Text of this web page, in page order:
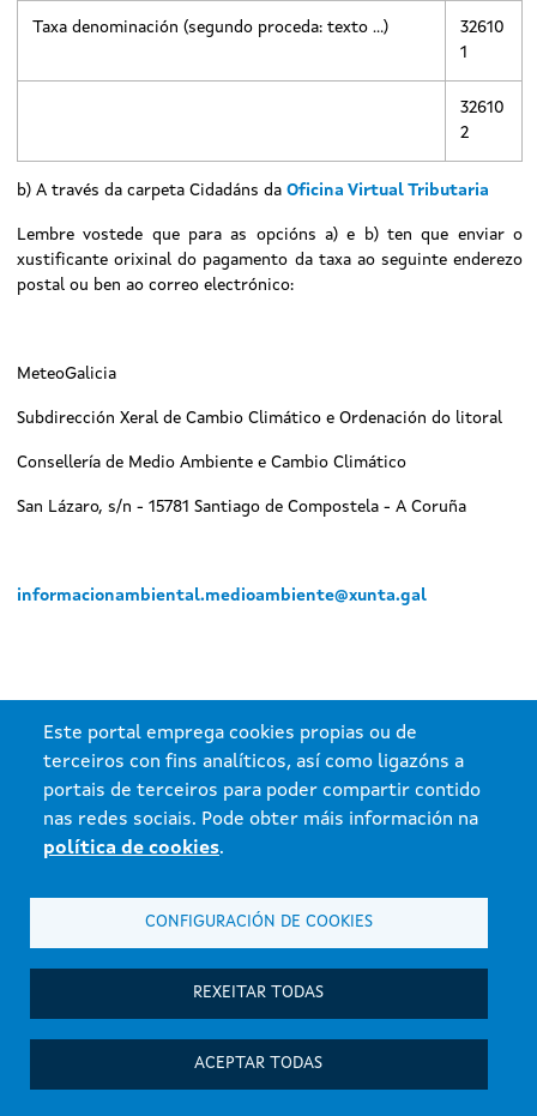
Este portal emprega cookies propias ou de
terceiros con fins analíticos, así como ligazóns a
portais de terceiros para poder compartir contido
nas redes sociais. Pode obter máis información na
política de cookies.
CONFIGURACIÓN DE COOKIES
REXEITAR TODAS
ACEPTAR TODAS
Taxa denominación (segundo proceda: texto ...)
32610
1
32610
2
b) A través da carpeta Cidadáns da Oficina Virtual Tributaria
Lembre vostede que para as opcións a) e b) ten que enviar o
xustificante orixinal do pagamento da taxa ao seguinte enderezo
postal ou ben ao correo electrónico:
MeteoGalicia
Subdirección Xeral de Cambio Climático e Ordenación do litoral
Consellería de Medio Ambiente e Cambio Climático
San Lázaro, s/n - 15781 Santiago de Compostela - A Coruña
informacionambiental.medioambiente@xunta.gal
Xunta de Galicia. Información mantida e publicada na internet pola
Consellería de Medio ambiente.
Aviso legal